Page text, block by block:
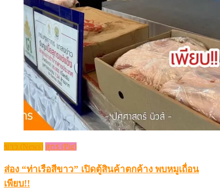
ข่าว (News) สุกร (Pig)
ส่อง “ท่าเรือสีขาว” เปิดตู้สินค้าตกค้าง พบหมูเถื่อน
เพียบ!!